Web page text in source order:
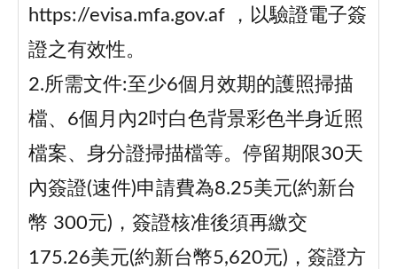
https://evisa.mfa.gov.af ，以驗證電子簽
證之有效性。
2.所需文件:至少6個月效期的護照掃描
檔、6個月內2吋白色背景彩色半身近照
檔案、身分證掃描檔等。停留期限30天
內簽證(速件)申請費為8.25美元(約新台
幣 300元)，簽證核准後須再繳交
175.26美元(約新台幣5,620元)，簽證方